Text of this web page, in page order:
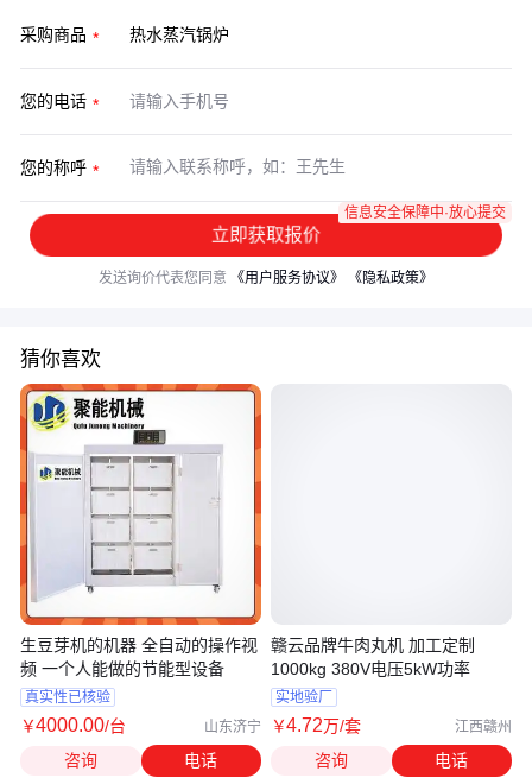
采购商品
您的电话
您的称呼
立即获取报价
信息安全保障中·放心提交
发送询价代表您同意 《用户服务协议》 《隐私政策》
猜你喜欢
生豆芽机的机器 全自动的操作视
频 一个人能做的节能型设备
真实性已核验
￥4000.00/台 山东济宁
咨询 电话
赣云品牌牛肉丸机 加工定制
1000kg 380V电压5kW功率
实地验厂
￥4.72万/套 江西赣州
咨询 电话